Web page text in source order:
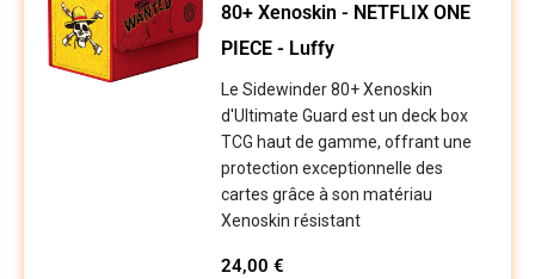
80+ Xenoskin - NETFLIX ONE
PIECE - Luffy
Le Sidewinder 80+ Xenoskin
d'Ultimate Guard est un deck box
TCG haut de gamme, offrant une
protection exceptionnelle des
cartes grâce à son matériau
Xenoskin résistant
24,00€